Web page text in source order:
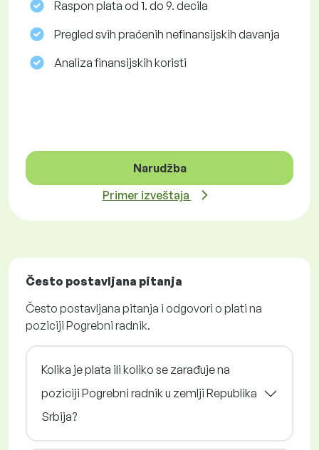
Raspon plata od 1. do 9. decila
Pregled svih praćenih nefinansijskih davanja
Analiza finansijskih koristi
Narudžba
Primer izveštaja
Često postavljana pitanja
Često postavljana pitanja i odgovori o plati na
poziciji Pogrebni radnik.
Kolika je plata ili koliko se zarađuje na
poziciji Pogrebni radnik u zemlji Republika
Srbija?